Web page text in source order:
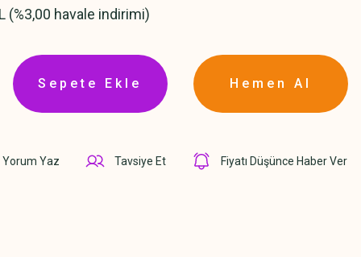
(%3,00 havale indirimi)
Sepete Ekle Hemen Al
Yorum Yaz Tavsiye Et Fiyatı Düşünce Haber Ver